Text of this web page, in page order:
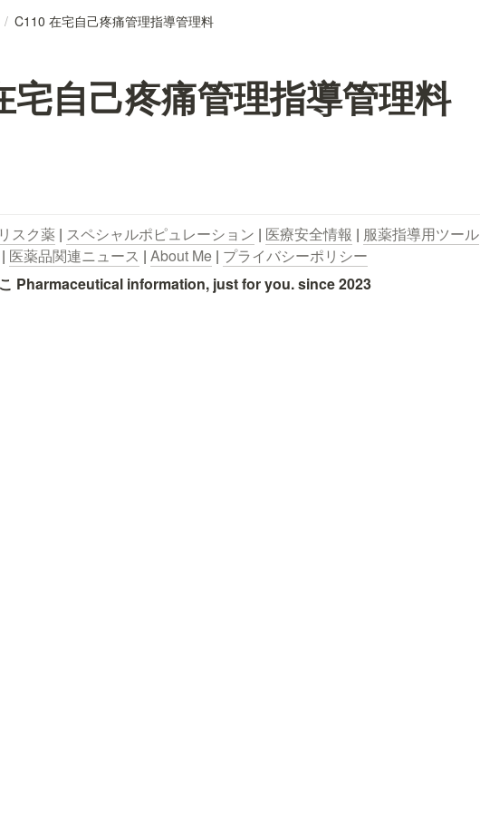
/ C110 在宅自己疼痛管理指導管理料
宅自己疼痛管理指導管理料
スク薬 | スペシャルポピュレーション | 医療安全情報 | 服薬指導用ツール
| 医薬品関連ニュース | About Me | プライバシーポリシー
Pharmaceutical information, just for you. since 2023